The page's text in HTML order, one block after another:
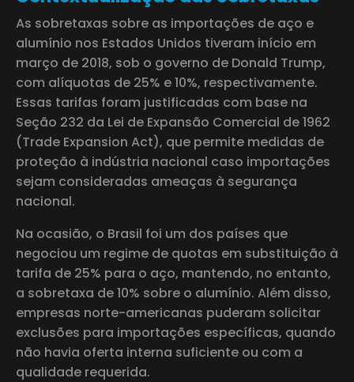
As sobretaxas sobre as importações de aço e
alumínio nos Estados Unidos tiveram início em
março de 2018, sob o governo de Donald Trump,
com alíquotas de 25% e 10%, respectivamente.
Essas tarifas foram justificadas com base na
Seção 232 da Lei de Expansão Comercial de 1962
(Trade Expansion Act), que permite medidas de
proteção à indústria nacional caso importações
sejam consideradas ameaças à segurança
nacional.
Na ocasião, o Brasil foi um dos países que
negociou um regime de quotas em substituição à
tarifa de 25% para o aço, mantendo, no entanto,
a sobretaxa de 10% sobre o alumínio. Além disso,
empresas norte-americanas puderam solicitar
exclusões para importações específicas, quando
não havia oferta interna suficiente ou com a
qualidade requerida.